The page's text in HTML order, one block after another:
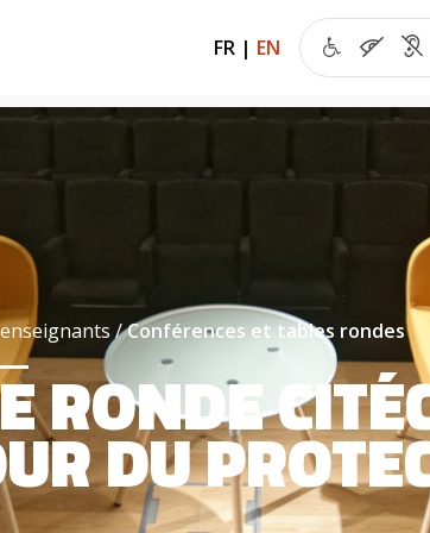
FR | EN
enseignants Conférences et tables rondes
RONDE
DU